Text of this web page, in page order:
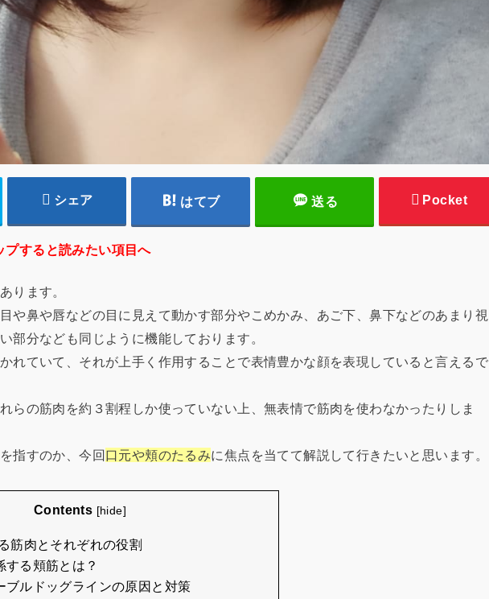
シェア はてブ 送る Pocket
すると読みたい項目へ
ります。
や鼻や唇などの目に見えて動かす部分やこめかみ、あご下、鼻下などのあまり視
部分なども同じように機能しております。
れていて、それが上手く作用することで表情豊かな顔を表現していると言えるで
らの筋肉を約３割程しか使っていない上、無表情で筋肉を使わなかったりしま
指すのか、今回口元や頬のたるみに焦点を当てて解説して行きたいと思います。
Contents [hide]
筋肉とそれぞれの役割
する頬筋とは？
ブルドッグラインの原因と対策